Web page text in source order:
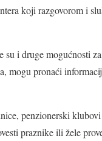
koji razgovorom i
i druge mogućnosti
mogu pronaći
penzionerski
praznike ili žele